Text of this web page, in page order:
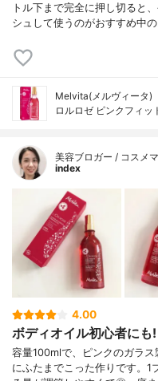
トル下まで完全に押し切ると
シュして使うのがおすすめ中
Melvita(メルヴィータ)
ロルロゼ ピンクフィッ
美容ブロガー / コスメ
index
4.00
ボディオイル初心者にも
容量100mlで、ピンクのガラ
にふたまでこった作りです。1